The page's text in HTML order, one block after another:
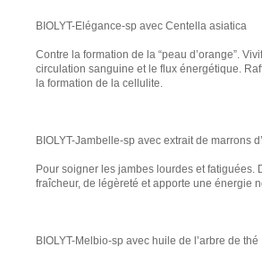
BIOLYT-Elégance-sp avec Centella asiatica
Contre la formation de la “peau d’orange”.
circulation sanguine et le flux énergétique.
la formation de la cellulite.
BIOLYT-Jambelle-sp avec extrait de marrons
Pour soigner les jambes lourdes et fatiguées.
fraîcheur, de légèreté et apporte une énergie
BIOLYT-Melbio-sp avec huile de l’arbre de thé